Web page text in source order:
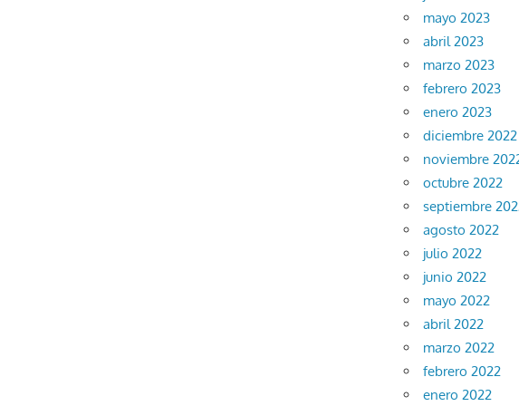
mayo 2023
abril 2023
marzo 2023
febrero 2023
enero 2023
diciembre 2022
noviembre
octubre 2022
septiembre
agosto 2022
julio 2022
junio 2022
mayo 2022
abril 2022
marzo 2022
febrero 2022
enero 2022